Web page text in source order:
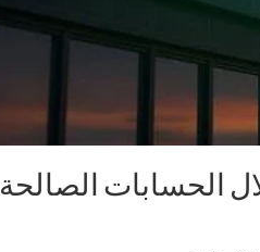
الحسابات الصالحة